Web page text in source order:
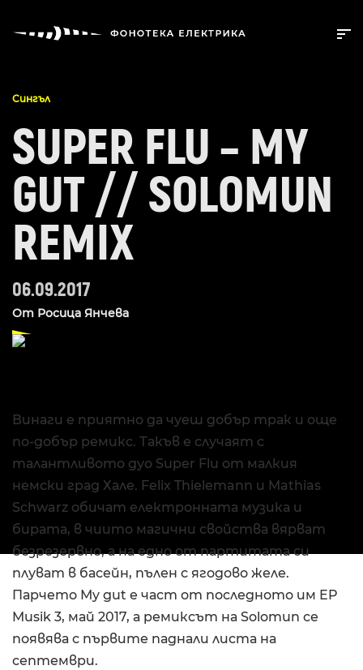
Сингъл
SUPER FLU – MY
GUT // SOLOMUN
REMIX
06.09.2017
От Росица Янчева
Винаги е приятно да чуеш добър трак и още
по-добър ремикс. Такъв е случаят с
талантливото дуо Super Flu от малкия
немски град Хале. Felix Thielemann и Mathias
Schwarz обичат електронната музика и
бирата, в чиито магични свойства вярват
безрезервно, а на едно от партитата си
плуват в басейн, пълен с ягодово желе.
Парчето Мy gut е част от последното им EP
Musik 3, май 2017, а ремиксът на Solomun се
появява с първите паднали листа на
септември.